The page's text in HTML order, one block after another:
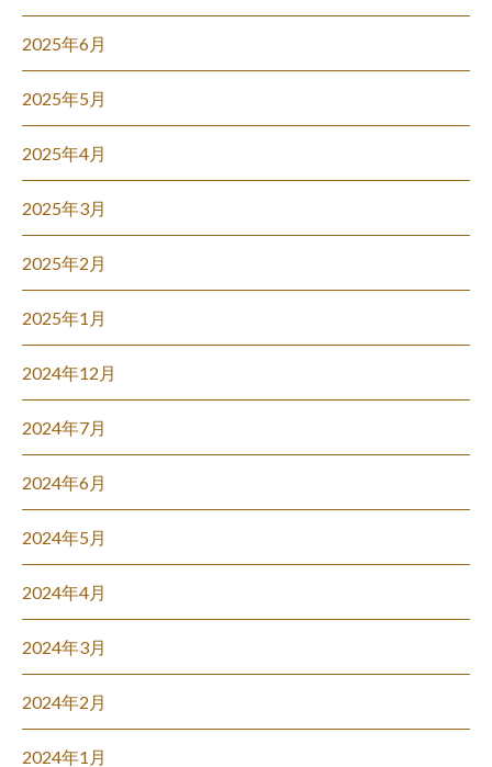
2025年6月
2025年5月
2025年4月
2025年3月
2025年2月
2025年1月
2024年12月
2024年7月
2024年6月
2024年5月
2024年4月
2024年3月
2024年2月
2024年1月